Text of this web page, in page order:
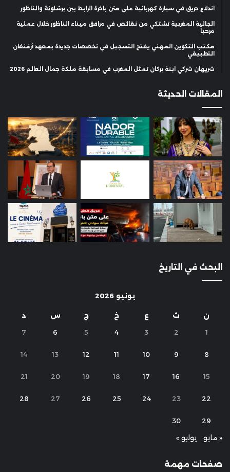
اندلاع حريق في سيارة كهربائية على متن باخرة الرابط بين برشلونة والناظور
الجالية المغربية تشتكي من نقائص في مرافق ميناء الناظور خلال عملية
مرحبا
مكتب التكوين المهني يفتح التسجيل في تخصصات جديدة بمعهد أزغنغان
التطبيقي
شريهان شركي ابنة بركان تمثل المغرب في مسابقة ملكة جمال العالم 2026
المقالات الحديثة
البحث في التاريخ
يونيو 2026
ن ث ع خ ج س د
1
2
3
4
5
6
7
8
9
10
11
12
13
14
15
16
17
18
19
20
21
22
23
24
25
26
27
28
29
30
« مايو يوليو »
صفحات مهمة